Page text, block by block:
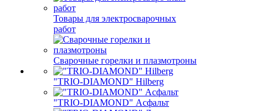
Товары для электросварочных
работ
Сварочные горелки и плазмотроны
"TRIO-DIAMOND" Hilberg
"TRIO-DIAMOND" Асфальт